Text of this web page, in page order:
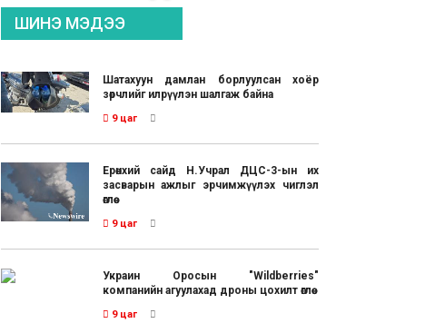
ШИНЭ МЭДЭЭ
Шатахуун дамлан борлуулсан хоёр
зөрчлийг илрүүлэн шалгаж байна
9 цаг
Ерөнхий сайд Н.Учрал ДЦС-3-ын их
засварын ажлыг эрчимжүүлэх чиглэл
өглөө
9 цаг
Украин Оросын "Wildberries"
компанийн агуулахад дроны цохилт өглөө
9 цаг